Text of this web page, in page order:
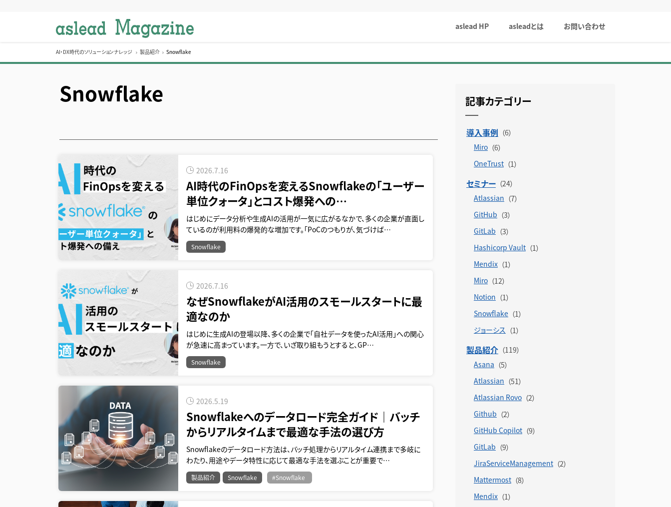
o
aslead HP asleadとは お問い合わせ
AI・DX時代のソリューションナレッジ 製品紹介 Snowflake
Snowflake
2026.7.16
AI時代のFinOpsを変えるSnowflakeの「ユーザー
単位クォータ」とコスト爆発への…
はじめにデータ分析や生成AIの活用が一気に広がるなかで、多くの企業が直面し
ているのが利用料の爆発的な増加です。「PoCのつもりが、気づけば…
Snowflake
2026.7.16
なぜSnowflakeがAI活用のスモールスタートに最
適なのか
はじめに生成AIの登場以降、多くの企業で「自社データを使ったAI活用」への関心
が急速に高まっています。一方で、いざ取り組もうとすると、GP…
Snowflake
2026.5.19
Snowflakeへのデータロード完全ガイド｜バッチ
からリアルタイムまで最適な手法の選び方
Snowflakeのデータロード方法は、バッチ処理からリアルタイム連携まで多岐に
わたり、用途やデータ特性に応じて最適な手法を選ぶことが重要で…
製品紹介 Snowflake #Snowflake
記事カテゴリー
導入事例
Miro
OneTrust
セミナー
Atlassian
GitHub
GitLab
Hashicorp Vault
Mendix
Miro
Notion
Snowflake
ジョーシス
製品紹介
Asana
Atlassian
Atlassian Rovo
Github
GitHub Copilot
GitLab
JiraServiceManagement
Mattermost
Mendix